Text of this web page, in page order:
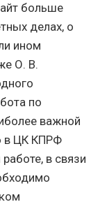
больше
делах, о
ином
О. В.
по
важной
в ЦК КПРФ
в связи